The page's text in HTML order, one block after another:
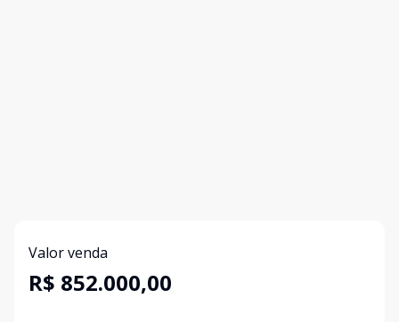
Valor venda
R$ 852.000,00